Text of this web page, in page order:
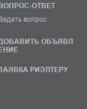
ОТВЕТ
вопрос
ОБЪЯВЛ
РИЭЛТЕРУ